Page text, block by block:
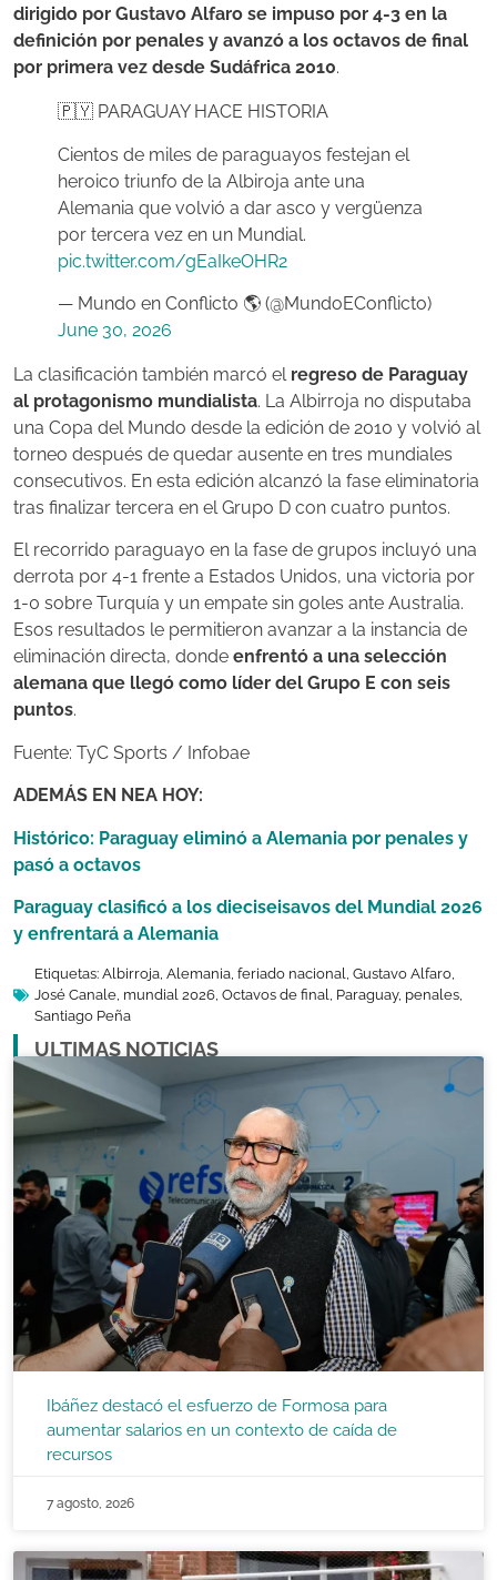
dirigido por Gustavo Alfaro se impuso por 4-3 en la
definición por penales y avanzó a los octavos de final
por primera vez desde Sudáfrica 2010.
🇵🇾 PARAGUAY HACE HISTORIA
Cientos de miles de paraguayos festejan el
heroico triunfo de la Albiroja ante una
Alemania que volvió a dar asco y vergüenza
por tercera vez en un Mundial.
pic.twitter.com/gEaIkeOHR2
— Mundo en Conflicto 🌎 (@MundoEConflicto)
June 30, 2026
La clasificación también marcó el regreso de Paraguay
al protagonismo mundialista. La Albirroja no disputaba
una Copa del Mundo desde la edición de 2010 y volvió al
torneo después de quedar ausente en tres mundiales
consecutivos. En esta edición alcanzó la fase eliminatoria
tras finalizar tercera en el Grupo D con cuatro puntos.
El recorrido paraguayo en la fase de grupos incluyó una
derrota por 4-1 frente a Estados Unidos, una victoria por
1-0 sobre Turquía y un empate sin goles ante Australia.
Esos resultados le permitieron avanzar a la instancia de
eliminación directa, donde enfrentó a una selección
alemana que llegó como líder del Grupo E con seis
puntos.
Fuente: TyC Sports / Infobae
ADEMÁS EN NEA HOY:
Histórico: Paraguay eliminó a Alemania por penales y
pasó a octavos
Paraguay clasificó a los dieciseisavos del Mundial 2026
y enfrentará a Alemania
Etiquetas: Albirroja, Alemania, feriado nacional, Gustavo Alfaro,
José Canale, mundial 2026, Octavos de final, Paraguay, penales,
Santiago Peña
ULTIMAS NOTICIAS
Ibáñez destacó el esfuerzo de Formosa para
aumentar salarios en un contexto de caída de
recursos
7 agosto, 2026